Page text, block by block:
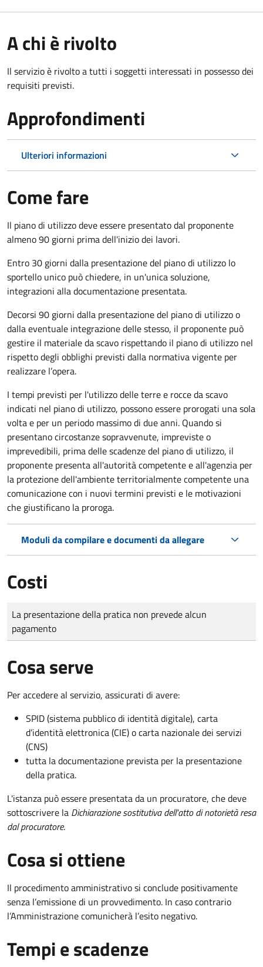
A chi è rivolto
Il servizio è rivolto a tutti i soggetti interessati in possesso dei
requisiti previsti.
Approfondimenti
Ulteriori informazioni
Come fare
Il piano di utilizzo deve essere presentato dal proponente
almeno 90 giorni prima dell'inizio dei lavori.
Entro 30 giorni dalla presentazione del piano di utilizzo lo
sportello unico può chiedere, in un'unica soluzione,
integrazioni alla documentazione presentata.
Decorsi 90 giorni dalla presentazione del piano di utilizzo o
dalla eventuale integrazione delle stesso, il proponente può
gestire il materiale da scavo rispettando il piano di utilizzo nel
rispetto degli obblighi previsti dalla normativa vigente per
realizzare l’opera.
I tempi previsti per l'utilizzo delle terre e rocce da scavo
indicati nel piano di utilizzo, possono essere prorogati una sola
volta e per un periodo massimo di due anni. Quando si
presentano circostanze sopravvenute, impreviste o
imprevedibili, prima delle scadenze del piano di utilizzo, il
proponente presenta all'autorità competente e all'agenzia per
la protezione dell'ambiente territorialmente competente una
comunicazione con i nuovi termini previsti e le motivazioni
che giustificano la proroga.
Moduli da compilare e documenti da allegare
Costi
Tipo di pagamento
Importo
La presentazione della pratica non prevede alcun
pagamento
Cosa serve
Per accedere al servizio, assicurati di avere:
SPID (sistema pubblico di identità digitale), carta
d’identità elettronica (CIE) o carta nazionale dei servizi
(CNS)
tutta la documentazione prevista per la presentazione
della pratica.
L'istanza può essere presentata da un procuratore, che deve
sottoscrivere la Dichiarazione sostitutiva dell'atto di notorietà resa
dal procuratore.
Cosa si ottiene
Il procedimento amministrativo si conclude positivamente
senza l’emissione di un provvedimento. In caso contrario
l’Amministrazione comunicherà l’esito negativo.
Tempi e scadenze